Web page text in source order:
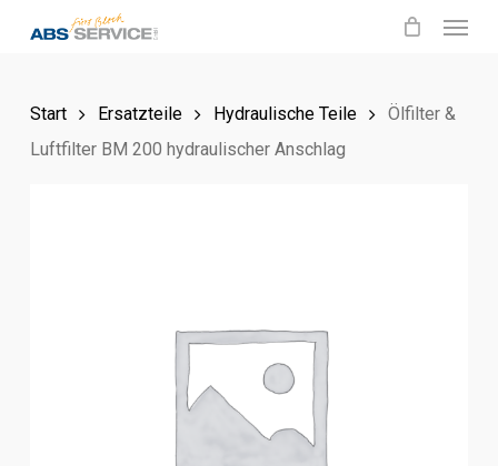
content
Start Ersatzteile Hydraulische Teile
Ölfilter &
Luftfilter BM 200 hydraulischer Anschlag